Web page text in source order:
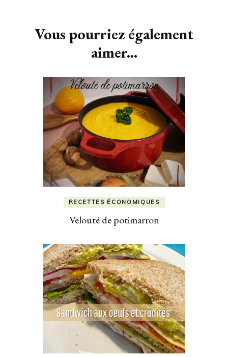
Vous pourriez également
aimer...
RECETTES ÉCONOMIQUES
Velouté de potimarron